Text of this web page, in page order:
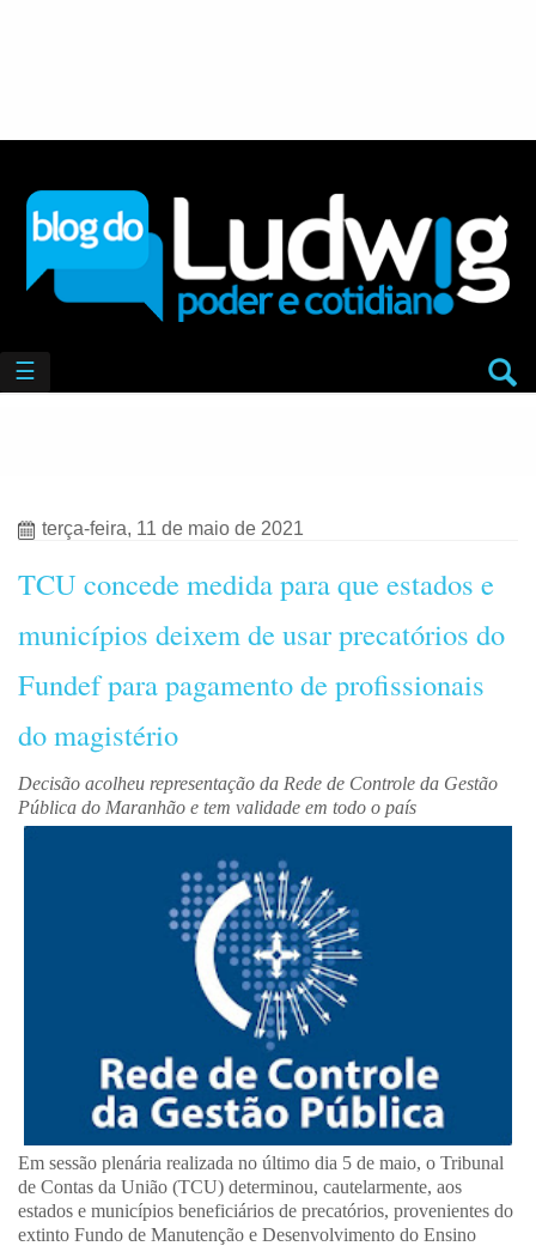
☰
terça-feira, 11 de maio de 2021
TCU concede medida para que estados e
municípios deixem de usar precatórios do
Fundef para pagamento de profissionais
do magistério
Decisão acolheu representação da Rede de Controle da Gestão
Pública do Maranhão e tem validade em todo o país
Em sessão plenária realizada no último dia 5 de maio, o Tribunal
de Contas da União (TCU) determinou, cautelarmente, aos
estados e municípios beneficiários de precatórios, provenientes do
extinto Fundo de Manutenção e Desenvolvimento do Ensino